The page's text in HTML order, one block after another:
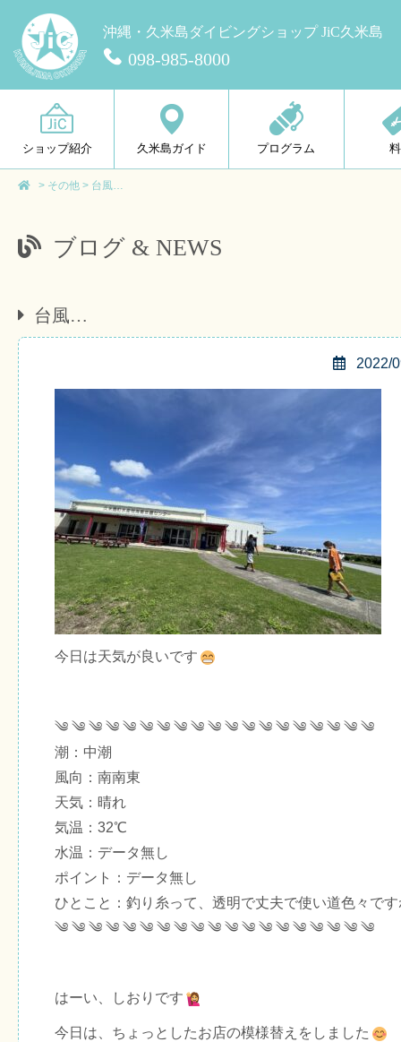
沖縄・久米島ダイビングショップ JiC久米島
098-985-8000
ショップ紹介 久米島ガイド プログラム
> その他 > 台風…
ブログ & NEWS
台風…
2022/
今日は天気が良いです
༄ ༄ ༄ ༄ ༄ ༄ ༄ ༄ ༄ ༄ ༄ ༄ ༄ ༄ ༄ ༄ ༄ ༄ ༄
潮：中潮
風向：南南東
天気：晴れ
気温：32℃
水温：データ無し
ポイント：データ無し
ひとこと：釣り糸って、透明で丈夫で使い道色々です
༄ ༄ ༄ ༄ ༄ ༄ ༄ ༄ ༄ ༄ ༄ ༄ ༄ ༄ ༄ ༄ ༄ ༄ ༄
はーい、しおりです
今日は、ちょっとしたお店の模様替えをしました